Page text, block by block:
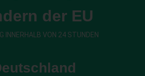
der EU
INNERHALB VON 24 STUNDEN